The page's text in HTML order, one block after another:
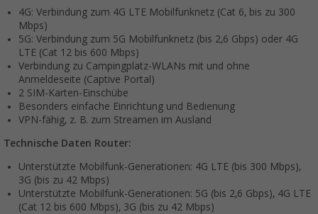
4G: Verbindung zum 4G LTE Mobilfunknetz (Cat 6, bis zu 300
Mbps)
5G: Verbindung zum 5G Mobilfunknetz (bis 2,6 Gbps) oder 4G
LTE (Cat 12 bis 600 Mbps)
Verbindung zu Campingplatz-WLANs mit und ohne
Anmeldeseite (Captive Portal)
2 SIM-Karten-Einschübe
Besonders einfache Einrichtung und Bedienung
VPN-fähig, z. B. zum Streamen im Ausland
Technische Daten Router:
Unterstützte Mobilfunk-Generationen: 4G LTE (bis 300 Mbps),
3G (bis zu 42 Mbps)
Unterstützte Mobilfunk-Generationen: 5G (bis 2,6 Gbps), 4G LTE
(Cat 12 bis 600 Mbps), 3G (bis zu 42 Mbps)